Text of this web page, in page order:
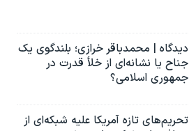
دیدگاه | محمدباقر خرازی؛ بلندگوی یک
جناح یا نشانه‌ای از خلأ قدرت در
جمهوری اسلامی؟
تحریم‌های تازه آمریکا علیه شبکه‌ای از